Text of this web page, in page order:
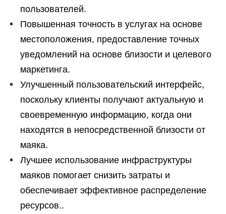
пользователей.
Повышенная точность в услугах на основе
местоположения, предоставление точных
уведомлений на основе близости и целевого
маркетинга.
Улучшенный пользовательский интерфейс,
поскольку клиенты получают актуальную и
своевременную информацию, когда они
находятся в непосредственной близости от
маяка.
Лучшее использование инфраструктуры
маяков помогает снизить затраты и
обеспечивает эффективное распределение
ресурсов..